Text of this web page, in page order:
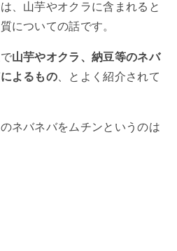
、山芋やオクラに含まれると
についての話です。
山芋やオクラ、納豆等のネバ
よるもの、とよく紹介されて
ネバネバをムチンというのは